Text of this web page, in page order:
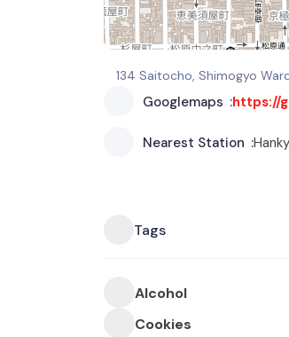
134 Saitocho, Shimogyo
Googlemaps https://
Nearest Station
Tags
Alcohol
Cookies